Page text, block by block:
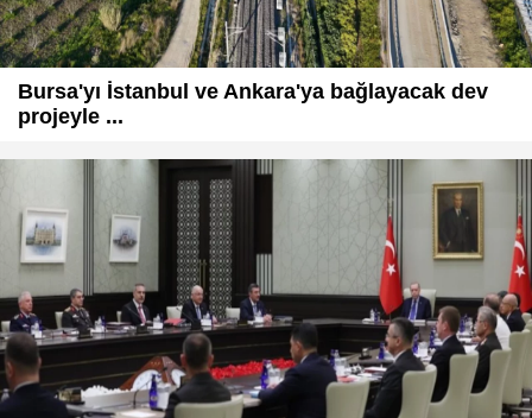
Bursa'yı İstanbul ve Ankara'ya bağlayacak dev
projeyle ...